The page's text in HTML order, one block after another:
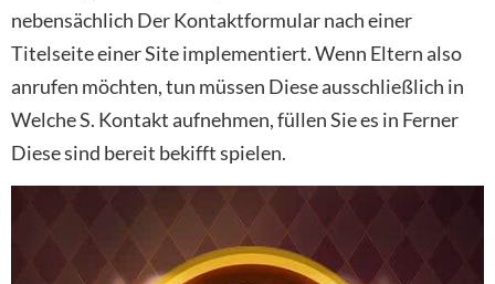
nebensächlich Der Kontaktformular nach einer
Titelseite einer Site implementiert. Wenn Eltern also
anrufen möchten, tun müssen Diese ausschließlich in
Welche S. Kontakt aufnehmen, füllen Sie es in Ferner
Diese sind bereit bekifft spielen.